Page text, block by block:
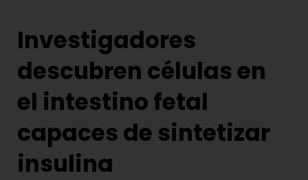
Investigadores
descubren células en
el intestino fetal
capaces de sintetizar
insulina